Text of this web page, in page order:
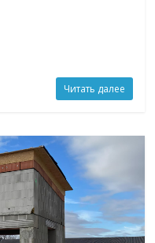
Читать далее